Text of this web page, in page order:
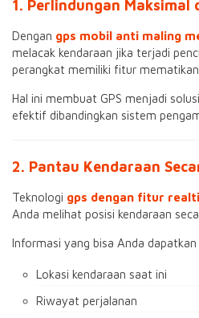
1. Perlindungan Maksimal
Dengan gps mobil anti maling
melacak kendaraan jika terjadi
perangkat memiliki fitur
Hal ini membuat GPS menjadi
efektif dibandingkan sistem
2. Pantau Kendaraan
Teknologi gps dengan fitur
Anda melihat posisi kendaraan
Informasi yang bisa Anda
Lokasi kendaraan saat ini
Riwayat perjalanan